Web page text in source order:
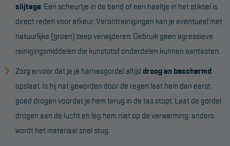
slijtage . Een scheurtje in de band of een haaltje in het stiksel is
direct reden voor afkeur. Verontreinigingen kan je eventueel met
natuurlijke (groen) zeep verwijderen. Gebruik geen agressieve
reinigingsmiddelen die kunststof onderdelen kunnen aantasten.
Zorg ervoor dat je je harnasgordel altijd droog en beschermd
opslaat. Is hij nat geworden door de regen laat hem dan eerst
goed drogen voordat je hem terug in de tas stopt. Laat de gordel
drogen aan de lucht en leg hem niet op de verwarming, anders
wordt het materiaal snel stug.